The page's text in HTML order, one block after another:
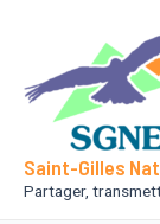
contenu
Saint-Gilles
Partager,